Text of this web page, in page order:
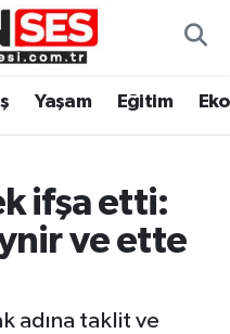
Yaşam Eğitim
ifşa etti:
ve ette
adına taklit ve
Fikstür